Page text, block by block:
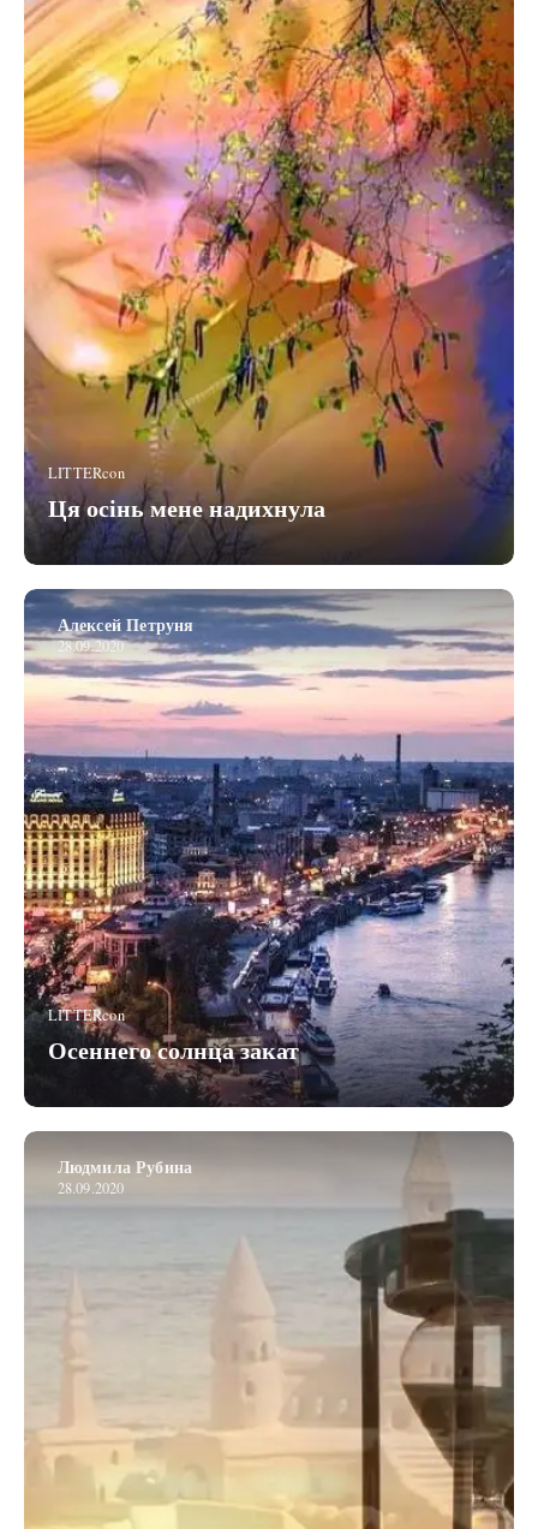
LITTERcon
Ця осінь мене надихнула
LITTERcon
Осеннего солнца закат
Алексей Петруня
28.09.2020
Людмила Рубина
28.09.2020